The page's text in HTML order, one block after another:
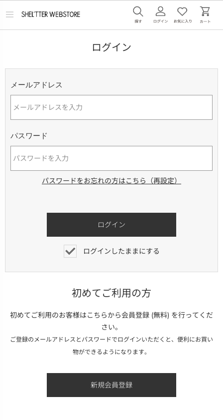
メ
ログイン
メールアドレス
パスワード
パスワードをお忘れの方はこちら（再設定）
ログインしたままにする
初めてご利用の方
初めてご利用のお客様はこちらから会員登録 (無料) を行ってくだ
さい。
ご登録のメールアドレスとパスワードでログインいただくと、便利にお買い
物ができるようになります。